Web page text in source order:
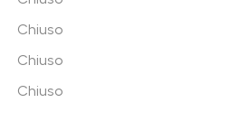
Chiuso
Chiuso
Chiuso